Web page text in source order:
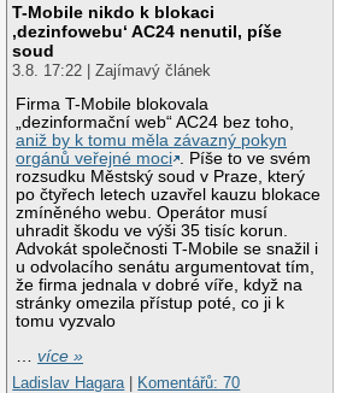
T-Mobile nikdo k blokaci
‚dezinfowebu‘ AC24 nenutil, píše
soud
3.8. 17:22 | Zajímavý článek
Firma T-Mobile blokovala
„dezinformační web“ AC24 bez toho,
aniž by k tomu měla závazný pokyn
orgánů veřejné moci . Píše to ve svém
rozsudku Městský soud v Praze, který
po čtyřech letech uzavřel kauzu blokace
zmíněného webu. Operátor musí
uhradit škodu ve výši 35 tisíc korun.
Advokát společnosti T-Mobile se snažil i
u odvolacího senátu argumentovat tím,
že firma jednala v dobré víře, když na
stránky omezila přístup poté, co ji k
tomu vyzvalo
…více »
Ladislav Hagara | Komentářů: 70